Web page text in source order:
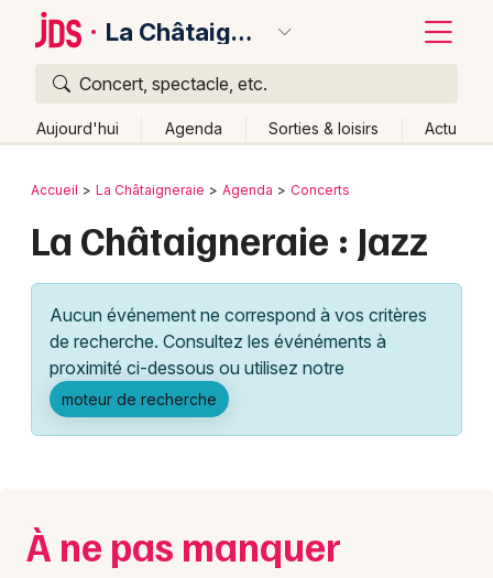
La Châtaigneraie
Concert, spectacle, etc.
Aujourd'hui Agenda Sorties & loisirs Actu
Publier un événement
Grands événements
Activité & Expérience
Manifestations
Spectacles
Bordeaux
Lille
Lyon
Marseille
Nantes
Retour
Accueil La Châtaigneraie Agenda Concerts
La Châtaigneraie : Jazz
Aucun événement ne correspond à vos critères
de recherche. Consultez les événéments à
proximité ci-dessous ou utilisez notre
moteur de recherche
À ne pas manquer
Quoi ?
Où ?
Pays de la Loire
Partout Près de moi Changer de lieu
Quand ?
Ce week-end